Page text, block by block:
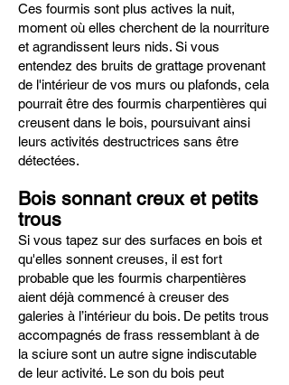
Ces fourmis sont plus actives la nuit,
moment où elles cherchent de la nourriture
et agrandissent leurs nids. Si vous
entendez des bruits de grattage provenant
de l'intérieur de vos murs ou plafonds, cela
pourrait être des fourmis charpentières qui
creusent dans le bois, poursuivant ainsi
leurs activités destructrices sans être
détectées.
Bois sonnant creux et petits
trous
Si vous tapez sur des surfaces en bois et
qu'elles sonnent creuses, il est fort
probable que les fourmis charpentières
aient déjà commencé à creuser des
galeries à l’intérieur du bois. De petits trous
accompagnés de frass ressemblant à de
la sciure sont un autre signe indiscutable
de leur activité. Le son du bois peut